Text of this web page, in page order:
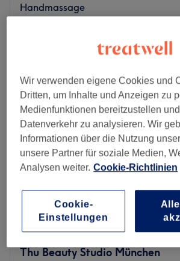
Handmassage
Dienstag
Mittwoch
Donnerstag
Freitag
Samstag
Sonntag
offers you a place of relaxation to
body, mind and soul. Here you will find
of aromatic oil and full body massages
Thu Beauty Studio München
Wir verwenden eigene Cookies und
Dritten, um Inhalte und Anzeigen zu
Medienfunktionen bereitzustellen
Datenverkehr zu analysieren. Wir
Informationen über die Nutzung
unsere Partner für soziale Medien,
Analysen weiter. Cookie-Richtlinien
Cookie-
Einstellungen